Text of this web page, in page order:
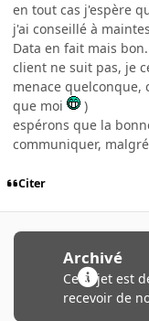
en tout cas j'espère
j'ai conseillé à
Data en fait mais
client ne suit pas, je
menace quelconque,
que moi
)
espérons que la
communiquer,
Citer
Archivé
Ce sujet est
recevoir de